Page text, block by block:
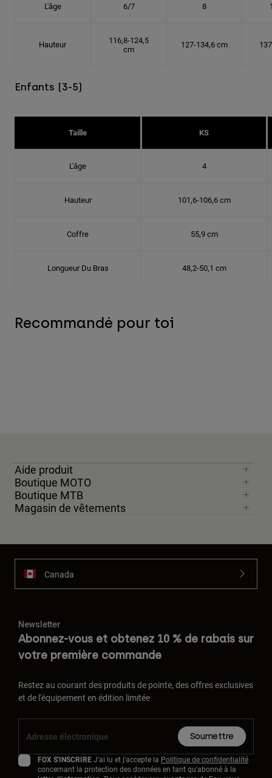
L'âge 6/7 8
Hauteur
116,8-124,5
cm
127-134,6 cm
Enfants (3-5)
Taille KS
L'âge 4
Hauteur 101,6-106,6 cm
Coffre 55,9 cm
Longueur Du Bras 48,2-50,1 cm
Recommandé pour toi
Aide produit
Boutique MOTO
Boutique MTB
Magasin de vêtements
Canada
Newsletter
Abonnez-vous et obtenez 10 % de rabais sur
votre première commande
Restez au courant des produits de pointe, des offres exclusives
et de l'équipement en édition limitée
Soumettre
FOX S'INSCRIREJ'ai lu et j'accepte la Politique de confidentialité
concernant la protection des données en tant qu'abonné à la